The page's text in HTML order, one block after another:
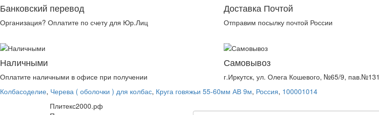
Банковский перевод
Организация? Оплатите по счету для Юр.Лиц
Доставка Почтой
Отправим посылку почтой России
Наличными
Оплатите наличными в офисе при получении
Самовывоз
г.Иркутск, ул. Олега Кошевого, №65/9, пав.№131
Колбасоделие, Черева ( оболочки ) для колбас, Круга говяжьи 55-60мм АВ 9м, Россия, 100001014
Плитекс2000.рф